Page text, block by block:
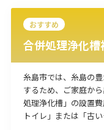
環境・省エネ
テレ
受付中のみ
おすすめ
合併処理浄化槽
糸島市では、糸島の
するため、ご家庭か
処理浄化槽」の設置
トイレ」または「古い